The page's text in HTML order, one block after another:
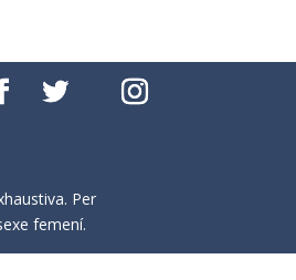
Per
femení.